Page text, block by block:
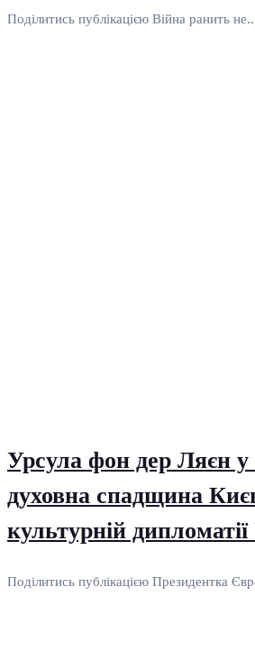
Поділитись публікацією Війна ранить
Урсула фон дер Ляєн
духовна спадщина
культурній
Поділитись публікацією Президентка